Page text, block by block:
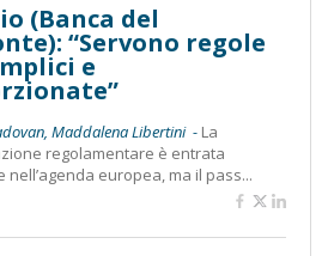
(Banca del
“Servono regole
e
Maddalena Libertini - La
regolamentare è entrata
nell’agenda europea, ma il pass...